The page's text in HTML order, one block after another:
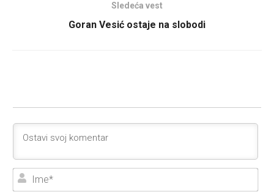
Sledeća vest
Goran Vesić ostaje na slobodi